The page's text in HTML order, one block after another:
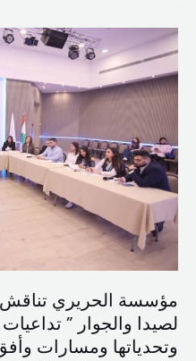
مؤسسة الحريري تناقش
لصيدا والجوار ”
وتحدياتها ومسارات
مؤسسة
الحريري
تناقش
مع
“الشبكة
الصحية
لصيدا
والجوار
”
تداعيات
الحرب
القطاع
وتحدياتها
ومسارات